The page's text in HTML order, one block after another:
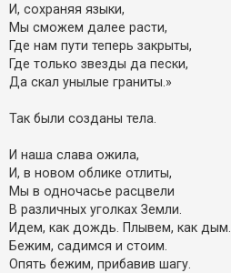
И, сохраняя языки,
Мы сможем далее расти,
Где нам пути теперь закрыты,
Где только звезды да пески,
Да скал унылые граниты.»
Так были созданы тела.
И наша слава ожила,
И, в новом облике отлиты,
Мы в одночасье расцвели
В различных уголках Земли.
Идем, как дождь. Плывем, как дым.
Бежим, садимся и стоим.
Опять бежим, прибавив шагу.